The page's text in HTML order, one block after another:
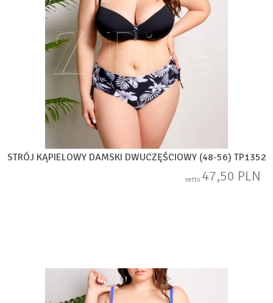
STRÓJ KĄPIELOWY DAMSKI DWUCZĘŚCIOWY (48-56) TP1352
netto 47,50 PLN